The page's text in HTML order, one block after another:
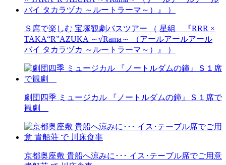
Ｓ席で楽しむ 宝塚観劇バスツアー （ 星組 『RRR ×
TAKA“R”AZUKA ～√Rama～ （アールアールアール
バイ タカラヅカ ～ルートラーマ～）』 ）
劇団四季 ミュージカル 『ノートルダムの鐘』Ｓ１席で
観劇
京都奥座敷 貴船へ涼みに･･･ イス･テーブル席でご用意